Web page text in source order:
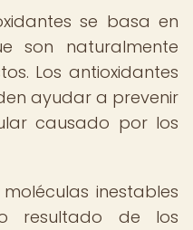
se basa en
son naturalmente
Los antioxidantes
ayudar a prevenir
causado por los
inestables
resultado de los